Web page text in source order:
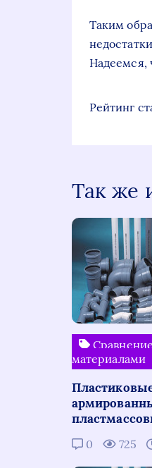
Таким
Надеемся,
Рейтинг
Так же
материалами
0 725